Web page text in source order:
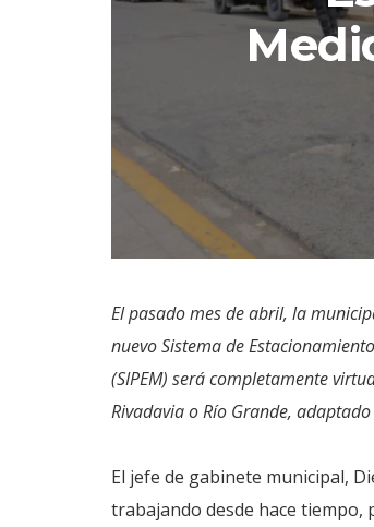
El pasado mes de abril, la
nuevo Sistema de
(SIPEM) será completamente
Rivadavia o Río Grande,
El jefe de gabinete municipal,
trabajando desde hace tiempo,